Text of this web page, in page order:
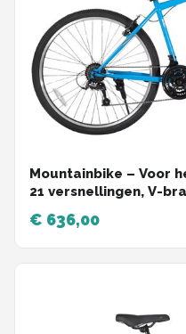
Mountainbike – Voor
21 versnellingen, V-
wielen, blauw,
€ 636,00